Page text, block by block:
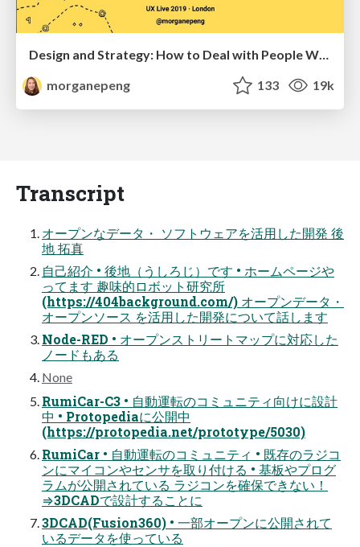
Design and Strategy: How to Deal with People Who Don’t "Get" Design
morganepeng
133 19k
Transcript
オープンなデータ・ ソフトウェアを活用した開発 後
地 拓真
自己紹介 • 後地（うしろじ）です • ホームページや
ってます 趣味的ロボット研究所
(https://404background.com/) オープンデータ・
オープンソース を活用した開発について話します
Node-RED • オープンストリートマップに対応した
ノードもある
None
RumiCar-C3 • 自動運転のコミュニティ向けに設計
中 • Protopediaに公開中
(https://protopedia.net/prototype/5030)
RumiCar • 自動運転のコミュニティ • 既存のラジコ
ンにマイコンやセンサを取り付ける • 基板やプログ
ラムが公開されている ラジコンを確保できない！
⇒3DCADで設計することに
3DCAD(Fusion360) • 一部オープンに公開されて
いるデータを使っている